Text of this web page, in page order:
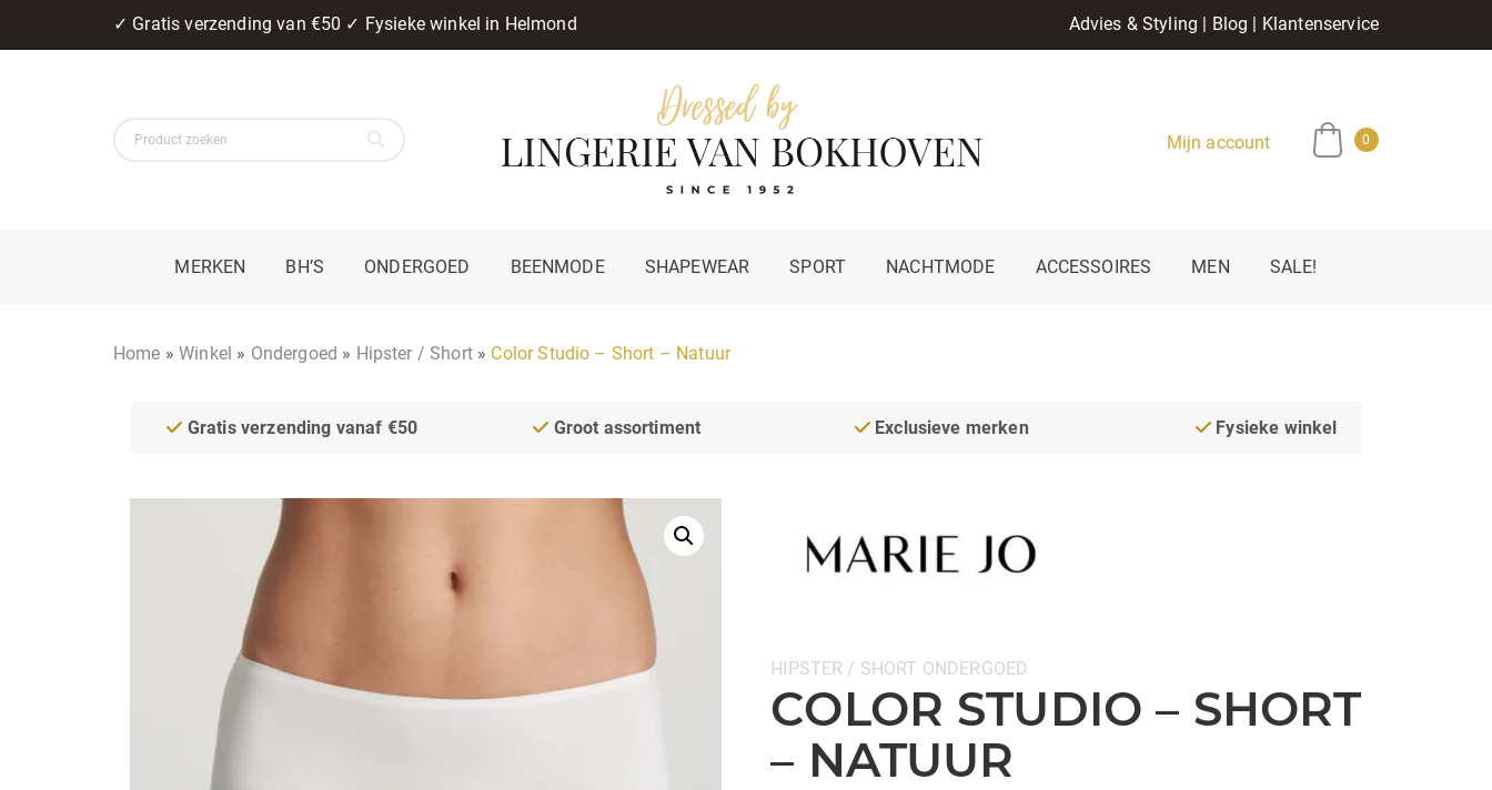
✓ Gratis verzending van €50 ✓ Fysieke winkel in Helmond Advies & Styling | Blog | Klantenservice
Mijn account 0
MERKEN BH’S ONDERGOED BEENMODE SHAPEWEAR SPORT NACHTMODE ACCESSOIRES MEN SALE!
Home »Winkel » Ondergoed » Hipster / Short» Color Studio – Short – Natuur
Gratis verzending vanaf €50 Groot assortiment Exclusieve merken Fysieke winkel
Categorieën:
HIPSTER / SHORT ONDERGOED
COLOR STUDIO – SHORT
– NATUUR